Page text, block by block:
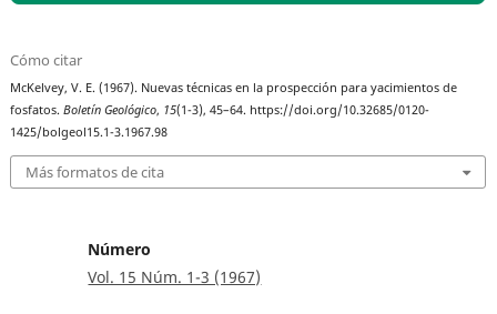
Cómo citar
McKelvey, V. E. (1967). Nuevas técnicas en la prospección para yacimientos de
fosfatos.Boletín Geológico, 15(1-3), 45–64. https://doi.org/10.32685/0120-
1425/bolgeol15.1-3.1967.98
Más formatos de cita
Número
Vol. 15 Núm. 1-3 (1967)